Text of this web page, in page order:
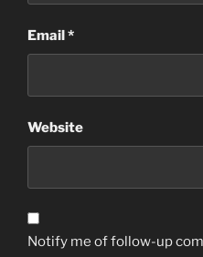
Email*
Website
Notify me of follow-up